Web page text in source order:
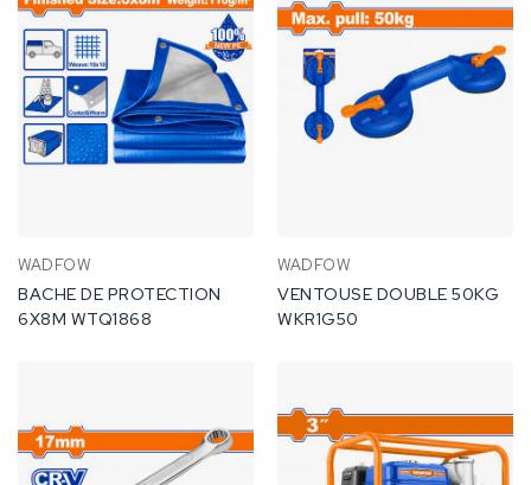
WADFOW
BACHE DE PROTECTION
6X8M WTQ1868
WADFOW
VENTOUSE DOUBLE 50KG
WKR1G50